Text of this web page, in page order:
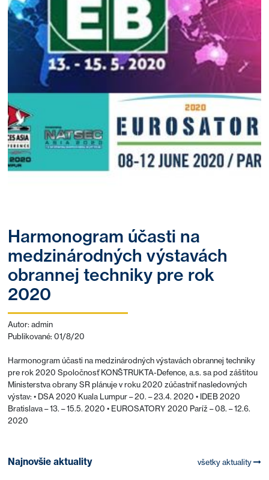
Harmonogram účasti na
medzinárodných výstavách
obrannej techniky pre rok
2020
Autor: admin
Publikované: 01/8/20
Harmonogram účasti na medzinárodných výstavách obrannej techniky
pre rok 2020 Spoločnosť KONŠTRUKTA-Defence, a.s. sa pod záštitou
Ministerstva obrany SR plánuje v roku 2020 zúčastniť nasledovných
výstav: • DSA 2020 Kuala Lumpur – 20. – 23.4. 2020 • IDEB 2020
Bratislava – 13. – 15.5. 2020 • EUROSATORY 2020 Paríž – 08. – 12.6.
2020
Najnovšie aktuality všetky aktuality